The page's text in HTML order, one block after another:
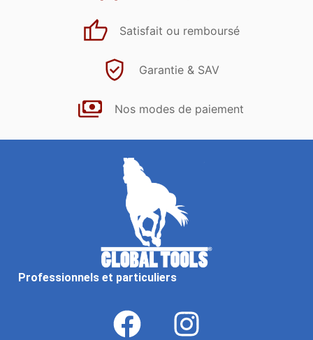
Satisfait ou remboursé
Garantie & SAV
Nos modes de paiement
Professionnels et particuliers